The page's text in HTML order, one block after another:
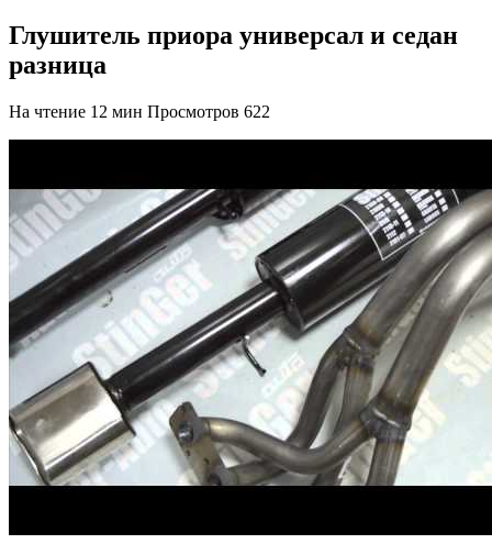
Глушитель приора универсал и седан
разница
На чтение 12 мин Просмотров 622